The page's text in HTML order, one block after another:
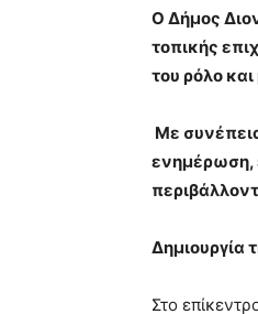
Ο Δήμος
τοπικής
του ρόλο και
Με
ενημέρωση,
Δημιουργία
Στο